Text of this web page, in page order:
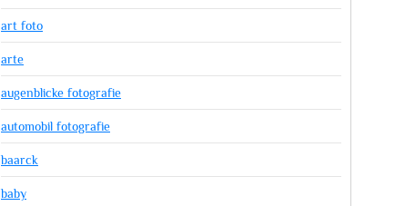
art foto
arte
augenblicke fotografie
automobil fotografie
baarck
baby